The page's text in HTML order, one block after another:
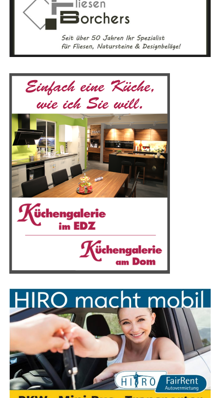
Bewusst­sein erwei­tert. Besu­che unser Lese­r­ECHO-Eso­
te­rik-Por­tal und fin­de dei­ne Quel­le der Inspi­ra­ti­on!
Gemein­sam kön­nen wir die Magie der Eso­te­rik erle­ben
und eine tie­fe­re Ver­bin­dung zu uns selbst und der Welt
um uns her­um aufbauen.
Sanie­run­gen – die Bau­mes­se bie­tet für jeden Bau­in­ter­es­
sier­ten und Heim­wer­ker das pas­sen­de Ange­bot. Der
direk­te Aus­tausch mit Fach­leu­ten und das Ein­ho­len ers­
ter Ange­bo­te machen die Mes­se beson­ders attrak­tiv, vor
allem in einer so gro­ßen Regi­on wie dem Emsland.
Mit einer Aus­stel­lungs­flä­che von 5.000 Qua­drat­me­tern
bie­tet die Mes­se­hal­le aus­rei­chend Platz für die viel­fäl­ti­
gen Prä­sen­ta­tio­nen. Besu­cher, die mit dem Auto anrei­
sen, pro­fi­tie­ren von den kos­ten­frei­en Park­mög­lich­kei­
ten direkt an der Emslandhalle.
Anzeige